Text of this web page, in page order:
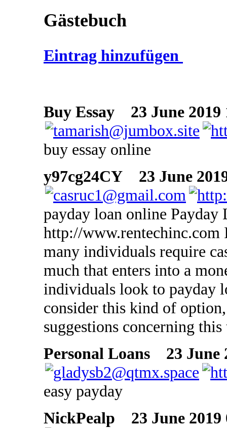
Gästebuch
Eintrag hinzufügen
Buy Essay 23 June 2019
buy essay online
y97cg24CY
23 June
payday loan online Payday
http://www.rentechinc.com
many individuals require
much that enters into a
individuals look to payday
consider this kind of
suggestions concerning
Personal Loans
23 June
easy payday
NickPealp
23 June 2019